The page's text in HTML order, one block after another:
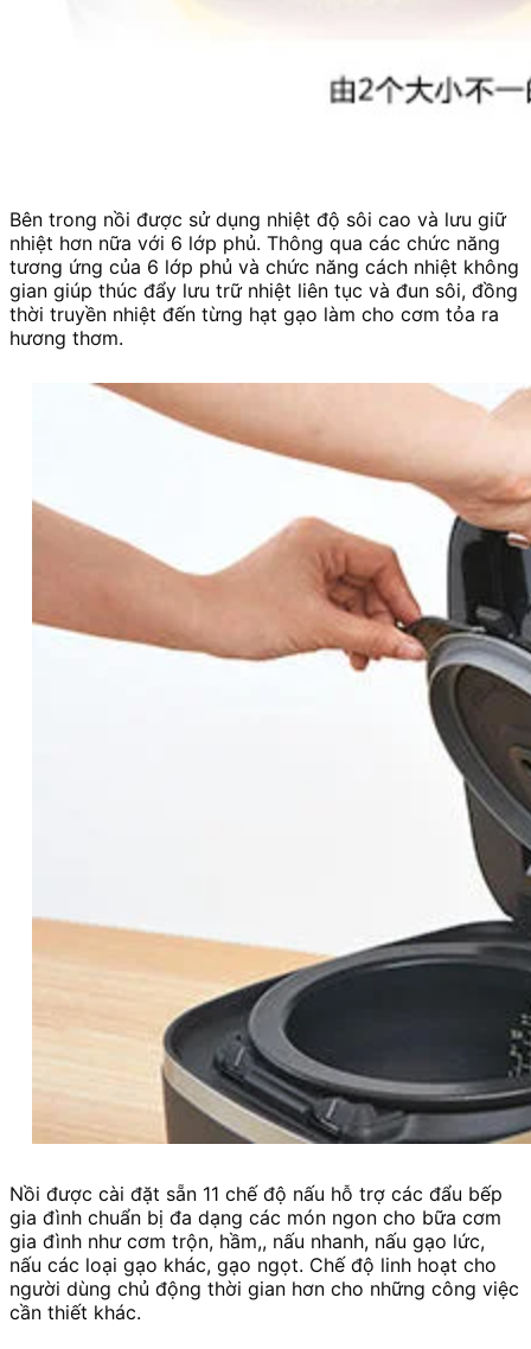
Bên trong nồi được sử dụng nhiệt độ sôi cao và lưu giữ
nhiệt hơn nữa với 6 lớp phủ. Thông qua các chức năng
tương ứng của 6 lớp phủ và chức năng cách nhiệt không
gian giúp thúc đẩy lưu trữ nhiệt liên tục và đun sôi, đồng
thời truyền nhiệt đến từng hạt gạo làm cho cơm tỏa ra
hương thơm.
Nồi được cài đặt sẵn 11 chế độ nấu hỗ trợ các đẩu bếp
gia đình chuẩn bị đa dạng các món ngon cho bữa cơm
gia đình như cơm trộn, hầm,, nấu nhanh, nấu gạo lức,
nấu các loại gạo khác, gạo ngọt. Chế độ linh hoạt cho
người dùng chủ động thời gian hơn cho những công việc
cần thiết khác.